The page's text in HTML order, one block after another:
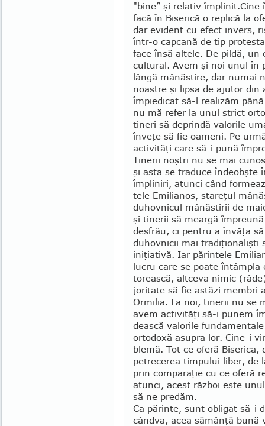
"bine” şi relativ împlinit.Cine
facă în Biserică o replică la
dar evident cu efect invers,
într-o capcană de tip
face însă altele. De pil­dă, un
cultural. Avem şi noi unul în
lân­gă mânăs­tire, dar numai
noastre şi lipsa de ajutor din
îm­pie­dicat să-l realizăm
nu mă refer la unul strict
tineri să deprindă valorile
în­ve­ţe să fie oameni. Pe
activităţi care să-i pună
Tine­rii noştri nu se mai
şi asta se traduce
împliniri, atunci când
tele Emilianos, sta­re­ţul
duhovni­cul mânăstirii de
şi tinerii să meargă
desfrâu, ci pentru a învăţa
duhovnicii mai tra­diţionalişti
iniţiativă. Iar părintele
lucru care se poate
torească, altceva nimic
jori­tate să fie astăzi membri
Ormilia. La noi, tinerii nu se
avem activităţi să-i punem
deas­că valorile
orto­doxă asupra lor. Cine-i
blemă. Tot ce oferă
petre­cerea timpului liber, de
prin com­pa­raţie cu ce oferă
atunci, acest război este
să ne predăm.
Ca părinte, sunt obligat să-i
cândva, acea sămân­ţă